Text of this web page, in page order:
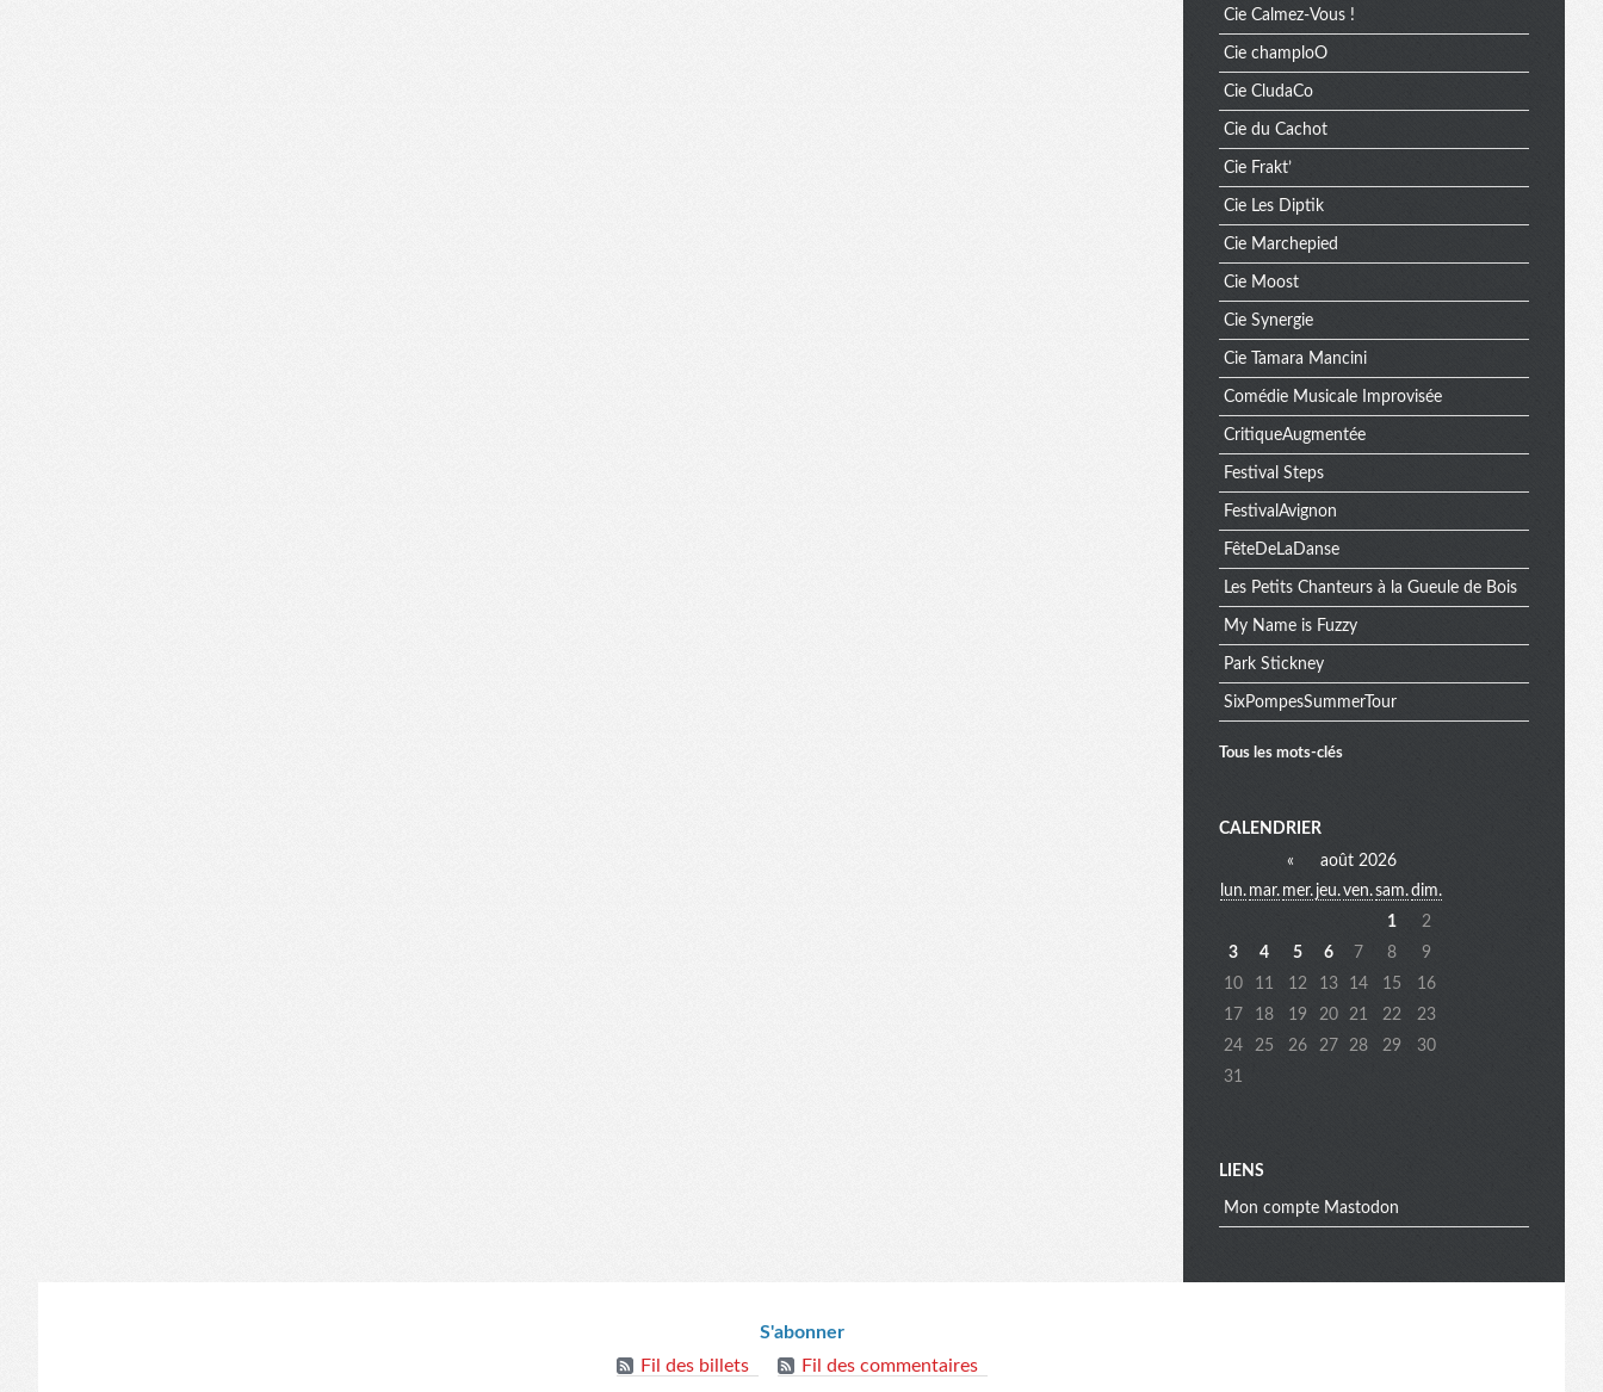
Cie Calmez-Vous !
Cie champloO
Cie CludaCo
Cie du Cachot
Cie Frakt’
Cie Les Diptik
Cie Marchepied
Cie Moost
Cie Synergie
Cie Tamara Mancini
Comédie Musicale Improvisée
CritiqueAugmentée
Festival Steps
FestivalAvignon
FêteDeLaDanse
Les Petits Chanteurs à la Gueule de Bois
My Name is Fuzzy
Park Stickney
SixPompesSummerTour
Tous les mots-clés
M
e
n
u
e
x
CALENDRIER
«
août 2026
lun. mar. mer. jeu.ven.sam.dim.
1
2
3
4 5 6 7 8
9
10
11 12 13 14 15
16
17
18 19 20 21 22
23
24
25 26 27 28 29
30
31
LIENS
Mon compte Mastodon
S'abonner
Fil des billets
Fil des commentaires